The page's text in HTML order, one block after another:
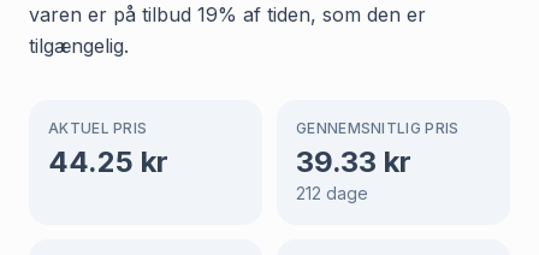
varen er på tilbud 19% af tiden, som den er
tilgængelig.
AKTUEL PRIS
44.25 kr
GENNEMSNITLIG PRIS
39.33 kr
212 dage